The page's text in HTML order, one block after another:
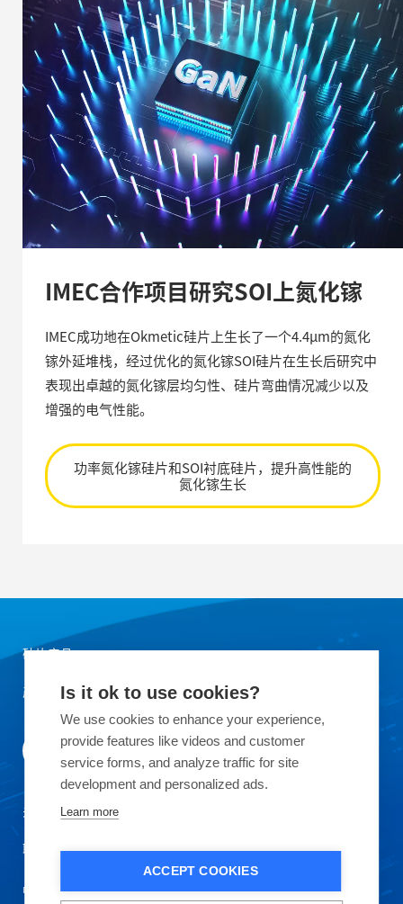
IMEC合作项目研究SOI上氮化镓
IMEC成功地在Okmetic硅片上生长了一个4.4µm的氮化
镓外延堆栈，经过优化的氮化镓SOI硅片在生长后研究中
表现出卓越的氮化镓层均匀性、硅片弯曲情况减少以及
增强的电气性能。
功率氮化镓硅片和SOI衬底硅片，提升高性能的
氮化镓生长
硅片产品
产品应用领域
关于OKMETIC
联系我们
品质保证
Is it ok to use cookies?
We use cookies to enhance your experience,
provide features like videos and customer
service forms, and analyze traffic for site
development and personalized ads.
Learn more
ACCEPT COOKIES